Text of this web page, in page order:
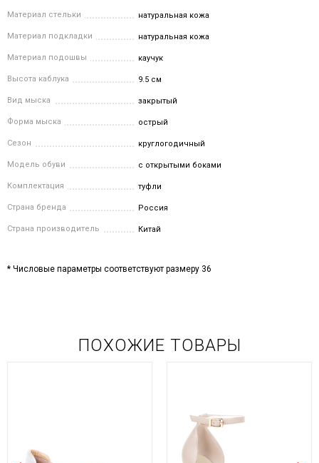
Материал стельки натуральная кожа
Материал подкладки натуральная кожа
Материал подошвы каучук
Высота каблука 9.5 см
Вид мыска закрытый
Форма мыска острый
Сезон круглогодичный
Модель обуви с открытыми боками
Комплектация туфли
Страна бренда Россия
Страна производитель Китай
* Числовые параметры соответствуют размеру 36
ПОХОЖИЕ ТОВАРЫ